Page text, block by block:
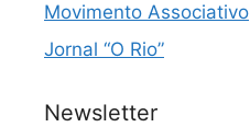
Movimento Associativo
Jornal “O Rio”
Newsletter